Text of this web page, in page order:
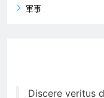
軍事
Discere veritus